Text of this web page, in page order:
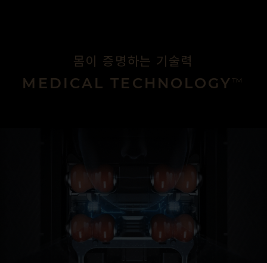
몸이 증명하는 기술력
MEDICAL TECHNOLOGY™